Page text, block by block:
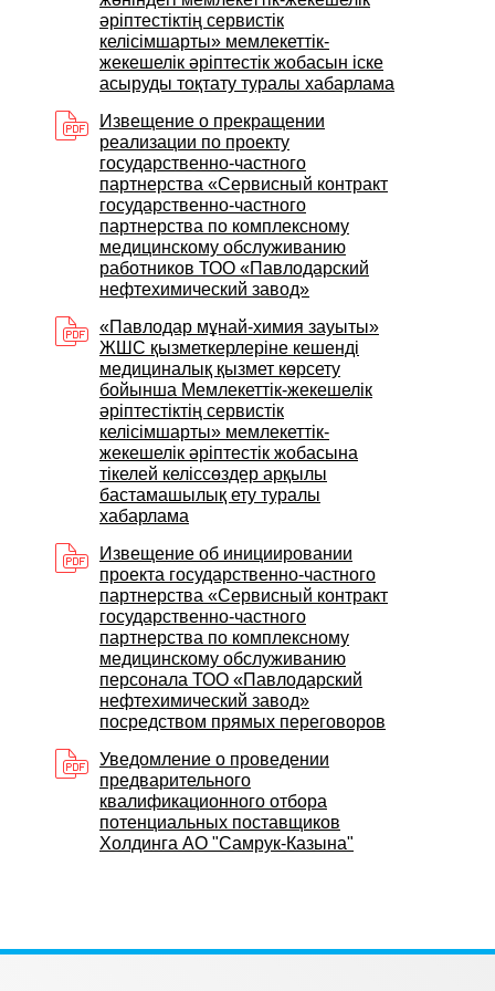
әріптестіктің сервистік
келісімшарты» мемлекеттік-
жекешелік әріптестік жобасын іске
асыруды тоқтату туралы хабарлама
Извещение о прекращении
реализации по проекту
государственно-частного
партнерства «Сервисный контракт
государственно-частного
партнерства по комплексному
медицинскому обслуживанию
работников ТОО «Павлодарский
нефтехимический завод»
«Павлодар мұнай-химия зауыты»
ЖШС қызметкерлеріне кешенді
медициналық қызмет көрсету
бойынша Мемлекеттік-жекешелік
әріптестіктің сервистік
келісімшарты» мемлекеттік-
жекешелік әріптестік жобасына
тікелей келіссөздер арқылы
бастамашылық ету туралы
хабарлама
Извещение об инициировании
проекта государственно-частного
партнерства «Сервисный контракт
государственно-частного
партнерства по комплексному
медицинскому обслуживанию
персонала ТОО «Павлодарский
нефтехимический завод»
посредством прямых переговоров
Уведомление о проведении
предварительного
квалификационного отбора
потенциальных поставщиков
Холдинга АО "Самрук-Казына"